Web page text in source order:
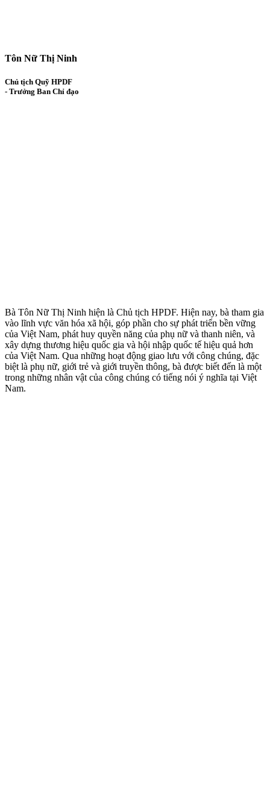
Tôn Nữ Thị Ninh
Chủ tịch Quỹ HPDF
- Trưởng Ban Chỉ đạo
Bà Tôn Nữ Thị Ninh hiện là Chủ tịch HPDF. Hiện nay, bà tham gia
vào lĩnh vực văn hóa xã hội, góp phần cho sự phát triển bền vững
của Việt Nam, phát huy quyền năng của phụ nữ và thanh niên, và
xây dựng thương hiệu quốc gia và hội nhập quốc tế hiệu quả hơn
của Việt Nam. Qua những hoạt động giao lưu với công chúng, đặc
biệt là phụ nữ, giới trẻ và giới truyền thông, bà được biết đến là một
trong những nhân vật của công chúng có tiếng nói ý nghĩa tại Việt
Nam.